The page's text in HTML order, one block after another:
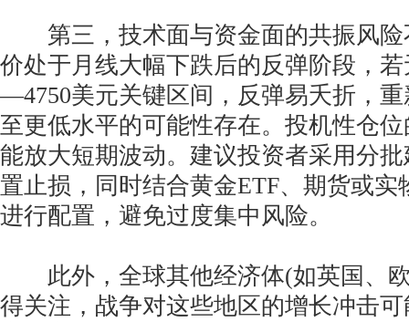
第三，技术面与资金面的共振风险
价处于月线大幅下跌后的反弹阶段，
—4750美元关键区间，反弹易夭折，重
至更低水平的可能性存在。投机性仓
能放大短期波动。建议投资者采用分
置止损，同时结合黄金ETF、期货或实
进行配置，避免过度集中风险。
此外，全球其他经济体(如英国、
得关注，战争对这些地区的增长冲击